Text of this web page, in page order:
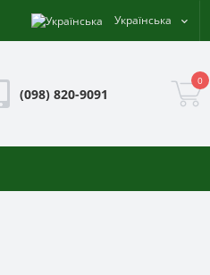
Українська
(098) 820-9091
0